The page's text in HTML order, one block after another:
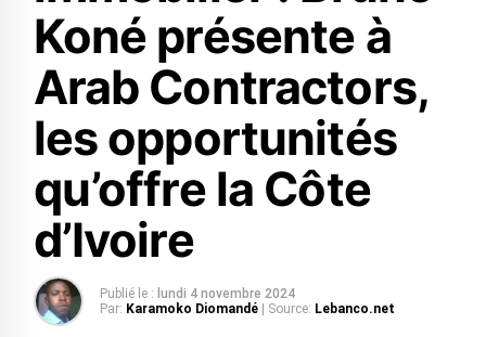
Koné présente à
Arab Contractors,
les opportunités
qu’offre la Côte
d’Ivoire
Publié le : lundi 4 novembre 2024
Par: Karamoko Diomandé | Source: Lebanco.net